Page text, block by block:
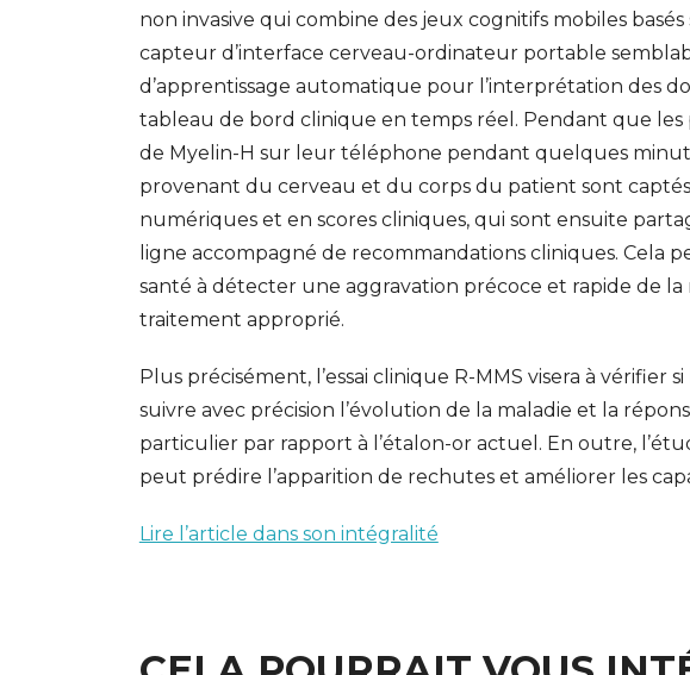
GESONDHEETZENTRUM FONDATION HÔPITAUX ROBERT SCHUMAN
non invasive qui combine des jeux cognitifs mobiles
capteur d’interface cerveau-ordinateur portable
d’apprentissage automatique pour l’interprétation des
tableau de bord clinique en temps réel. Pendant que
de Myelin-H sur leur téléphone pendant quelques
provenant du cerveau et du corps du patient sont
numériques et en scores cliniques, qui sont ensuite
ligne accompagné de recommandations cliniques. Cela
santé à détecter une aggravation précoce et rapide de la
traitement approprié.
Plus précisément, l’essai clinique R-MMS visera à vérifier
suivre avec précision l’évolution de la maladie et la
particulier par rapport à l’étalon-or actuel. En outre,
peut prédire l’apparition de rechutes et améliorer les
Lire l’article dans son intégralité